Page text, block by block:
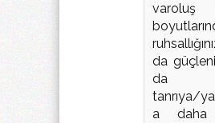
varoluş
da
da
tanrıya/
a daha